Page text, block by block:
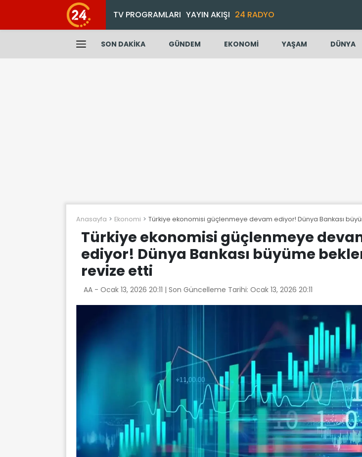
TV PROGRAMLARI YAYIN AKIŞI 24 RADYO
SON DAKİKA GÜNDEM EKONOMİ YAŞAM DÜNYA
Anasayfa Ekonomi Türkiye ekonomisi güçlenmeye devam ediyor! Dünya Bankası
Türkiye ekonomisi güçlenmeye
ediyor! Dünya Bankası büyüme
revize etti
AA - Ocak 13, 2026 20:11 | Son Güncelleme Tarihi: Ocak 13, 2026 20:11